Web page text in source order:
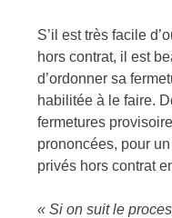
S’il est très facile
hors contrat, il est
d’ordonner sa
habilitée à le faire.
fermetures
prononcées, pour
privés hors contrat
« Si on suit le